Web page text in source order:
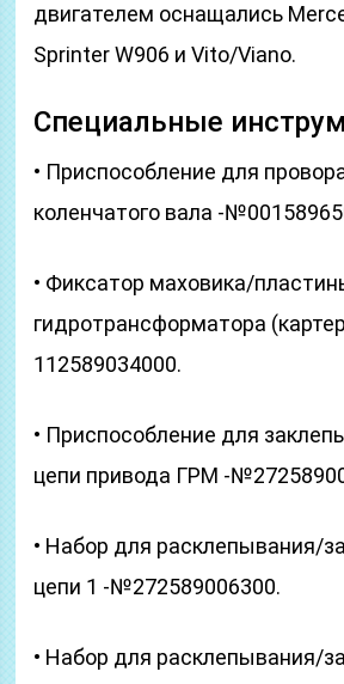
двигателем оснащались
Sprinter W906 и Vito/Viano.
Специальные
• Приспособление для
коленчатого вала -
• Фиксатор маховика/
гидротрансформатора
112589034000.
• Приспособление для
цепи привода ГРМ -
• Набор для расклепывания/
цепи 1 -№272589006300.
• Набор для расклепывания/